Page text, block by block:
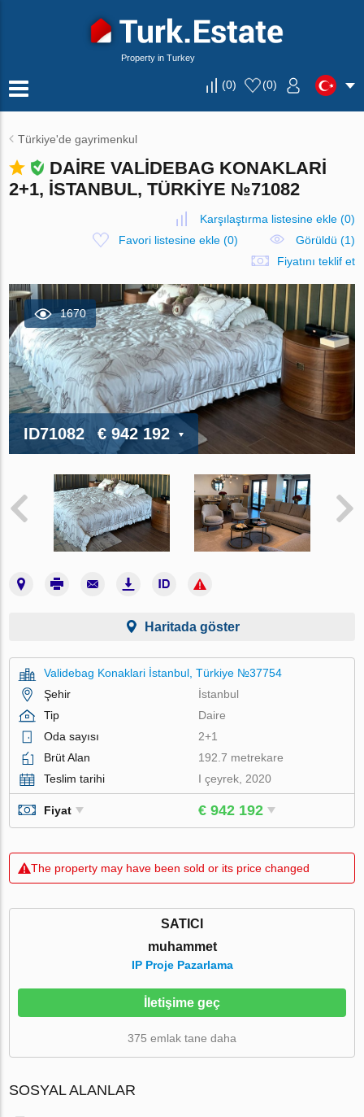
Property in Turkey
(0) (0)
Türkiye'de gayrimenkul
DAIRE VALIDEBAG KONAKLARI
2+1, İSTANBUL, TÜRKIYE №71082
Karşılaştırma listesine ekle(0)
Favori listesine ekle(0)
Görüldü (1)
Fiyatını teklif et
1670
ID71082 € 942 192
Haritada göster
Validebag Konaklari İstanbul, Türkiye №37754
Şehir
İstanbul
Tip
Daire
Oda sayısı
2+1
Brüt Alan
192.7 metrekare
Teslim tarihi
I çeyrek, 2020
Fiyat € 942 192
The property may have been sold or its price changed
SATICI
muhammet
IP Proje Pazarlama
İletişime geç
375 emlak tane daha
SOSYAL ALANLAR